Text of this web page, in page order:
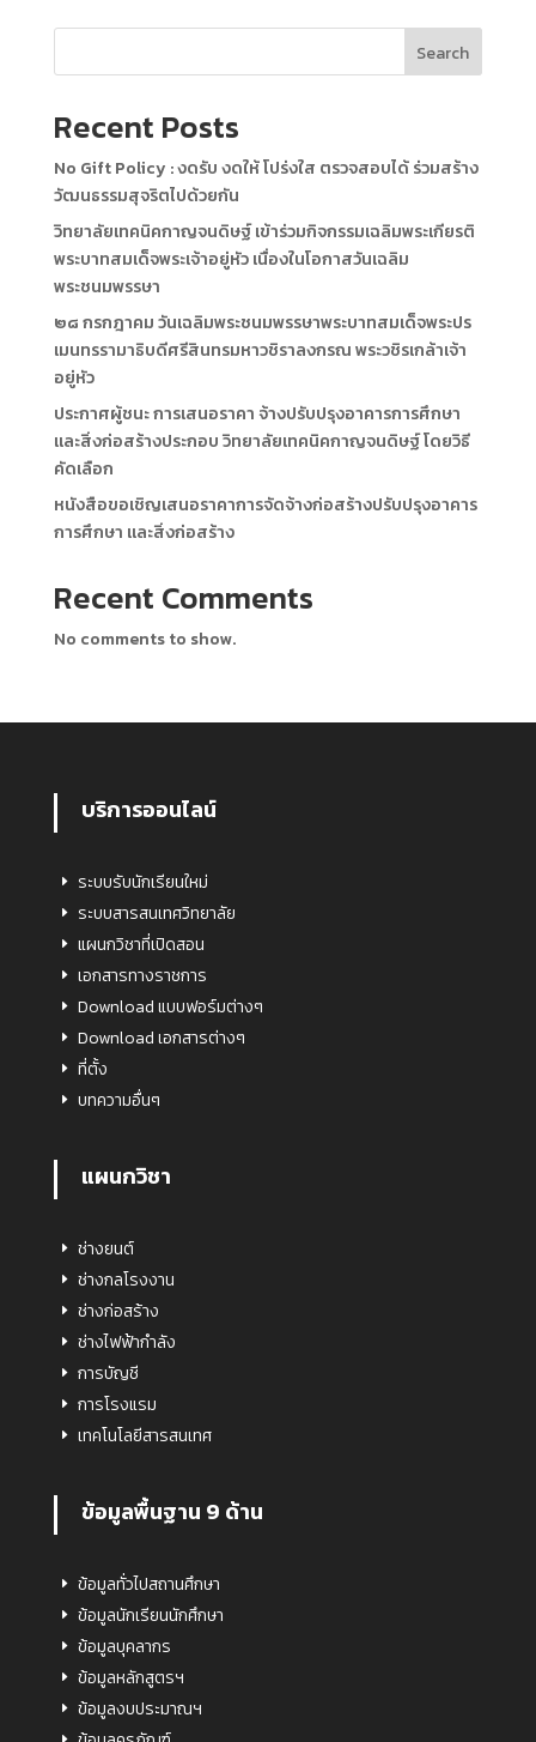
Search
Recent Posts
No Gift Policy : งดรับ งดให้ โปร่งใส ตรวจสอบได้ ร่วมสร้าง
วัฒนธรรมสุจริตไปด้วยกัน
วิทยาลัยเทคนิคกาญจนดิษฐ์ เข้าร่วมกิจกรรมเฉลิมพระเกียรติ
พระบาทสมเด็จพระเจ้าอยู่หัว เนื่องในโอกาสวันเฉลิม
พระชนมพรรษา
๒๘ กรกฎาคม วันเฉลิมพระชนมพรรษาพระบาทสมเด็จพระปร
เมนทรรามาธิบดีศรีสินทรมหาวชิราลงกรณ พระวชิรเกล้าเจ้า
อยู่หัว
ประกาศผู้ชนะ การเสนอราคา จ้างปรับปรุงอาคารการศึกษา
และสิ่งก่อสร้างประกอบ วิทยาลัยเทคนิคกาญจนดิษฐ์ โดยวิธี
คัดเลือก
หนังสือขอเชิญเสนอราคาการจัดจ้างก่อสร้างปรับปรุงอาคาร
การศึกษา และสิ่งก่อสร้าง
Recent Comments
No comments to show.
บริการออนไลน์
ระบบรับนักเรียนใหม่
ระบบสารสนเทศวิทยาลัย
แผนกวิชาที่เปิดสอน
เอกสารทางราชการ
Download แบบฟอร์มต่างๆ
Download เอกสารต่างๆ
ที่ตั้ง
บทความอื่นๆ
แผนกวิชา
ช่างยนต์
ช่างกลโรงงาน
ช่างก่อสร้าง
ช่างไฟฟ้ากำลัง
การบัญชี
การโรงแรม
เทคโนโลยีสารสนเทศ
ข้อมูลพื้นฐาน 9 ด้าน
ข้อมูลทั่วไปสถานศึกษา
ข้อมูลนักเรียนนักศึกษา
ข้อมูลบุคลากร
ข้อมูลหลักสูตรฯ
ข้อมูลงบประมาณฯ